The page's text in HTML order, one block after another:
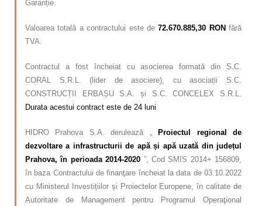
Garanție.
Valoarea totală a contractului este de72.670.885,30 RON fără
TVA.
Contractul a fost încheiat cu asocierea formată din S.C.
CORAL S.R.L. (lider de asociere), cu asociații S.C.
CONSTRUCȚII ERBAȘU S.A. și S.C. CONCELEX S.R.L.
Durata acestui contract este de 24 luni.
HIDRO Prahova S.A. derulează „
Proiectul regional de
dezvoltare a infrastructurii de apă și apă uzată din județul
Prahova, în perioada 2014-2020 ”, Cod SMIS 2014+ 156809,
în baza Contractului de finanţare încheiat la data de 03.10.2022
cu Ministerul Investițiilor și Proiectelor Europene, în calitate de
Autoritate de Management pentru Programul Operaţional